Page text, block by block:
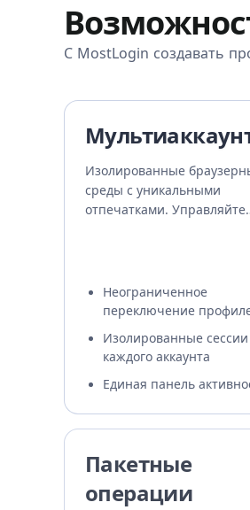
С MostLogin создавать
Изолированные
среды с уникальными
отпечатками. Управляйте
Неограниченное
переключение
Изолированные сессии
каждого аккаунта
Единая панель
Пакетные
операции